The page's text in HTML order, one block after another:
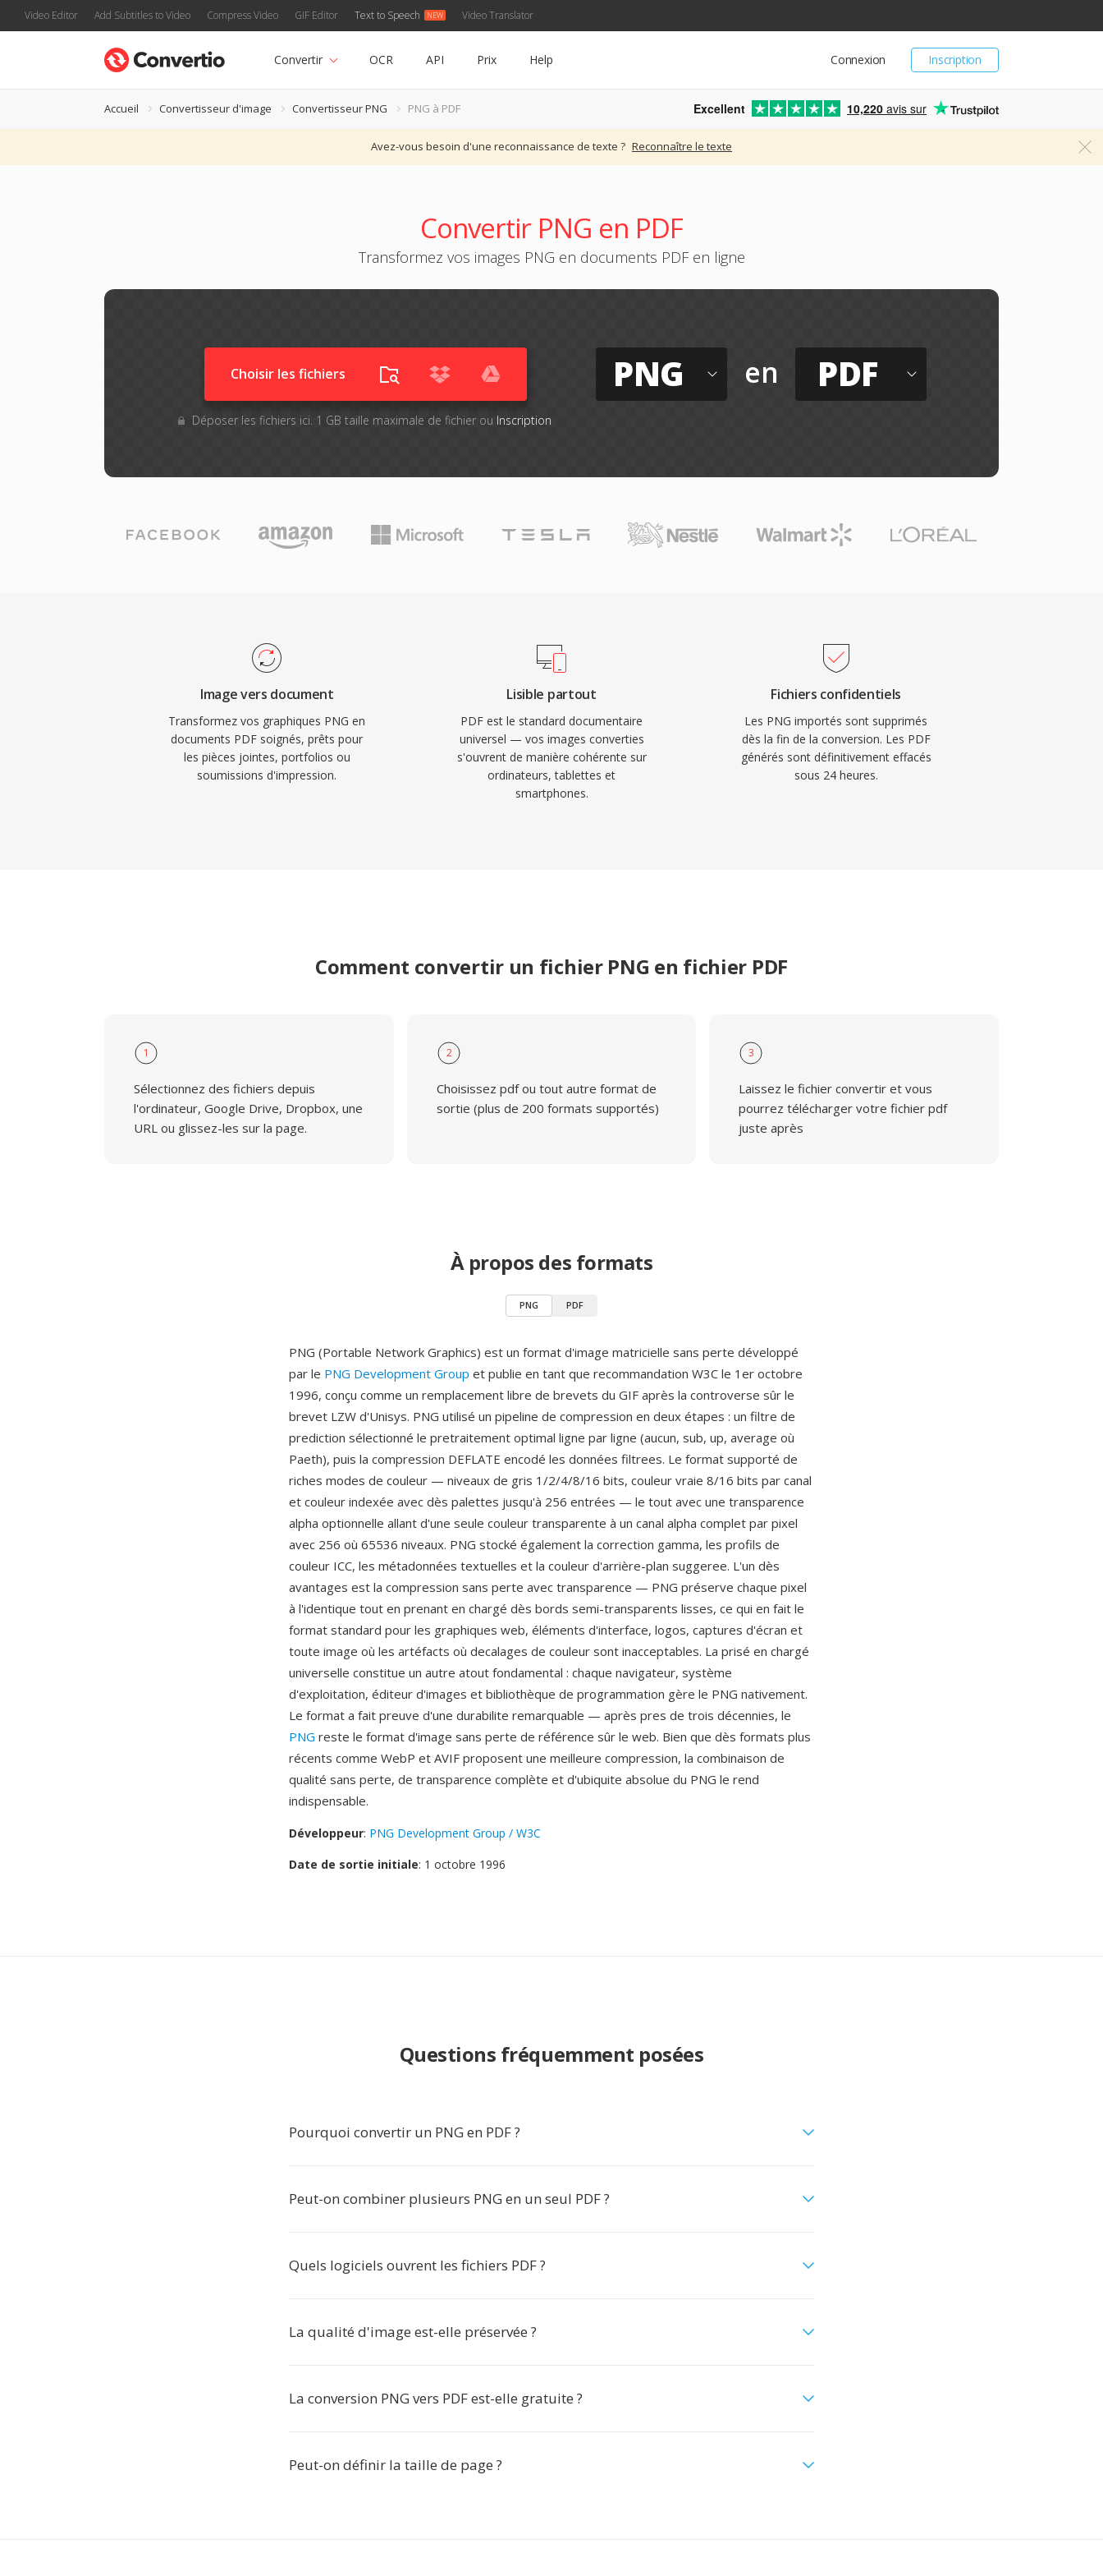
Video Editor Add Subtitles to Video Compress Video GIF Editor Text to Speech Video Translator
Inscription
Connexion
Convertir OCR API Prix Help
Accueil Convertisseur d'image Convertisseur PNG PNG à PDF Excellent 10,220 avis sur
Avez-vous besoin d'une reconnaissance de texte ? Reconnaître le texte
Convertir PNG en PDF
Transformez vos images PNG en documents PDF en ligne
Choisir les fichiers
Déposer les fichiers ici. 1 GB taille maximale de fichier ou Inscription
PNG en PDF
Image vers document
Transformez vos graphiques PNG en
documents PDF soignés, prêts pour
les pièces jointes, portfolios ou
soumissions d'impression.
Lisible partout
PDF est le standard documentaire
universel — vos images converties
s'ouvrent de manière cohérente sur
ordinateurs, tablettes et
smartphones.
Fichiers confidentiels
Les PNG importés sont supprimés
dès la fin de la conversion. Les PDF
générés sont définitivement effacés
sous 24 heures.
Comment convertir un fichier PNG en fichier PDF
1
Sélectionnez des fichiers depuis
l'ordinateur, Google Drive, Dropbox, une
URL ou glissez-les sur la page.
2
Choisissez pdf ou tout autre format de
sortie (plus de 200 formats supportés)
3
Laissez le fichier convertir et vous
pourrez télécharger votre fichier pdf
juste après
À propos des formats
PNG PDF
PNG (Portable Network Graphics) est un format d'image matricielle sans perte développé
par le PNG Development Group et publie en tant que recommandation W3C le 1er octobre
1996, conçu comme un remplacement libre de brevets du GIF après la controverse sûr le
brevet LZW d'Unisys. PNG utilisé un pipeline de compression en deux étapes : un filtre de
prediction sélectionné le pretraitement optimal ligne par ligne (aucun, sub, up, average où
Paeth), puis la compression DEFLATE encodé les données filtrees. Le format supporté de
riches modes de couleur — niveaux de gris 1/2/4/8/16 bits, couleur vraie 8/16 bits par canal
et couleur indexée avec dès palettes jusqu'à 256 entrées — le tout avec une transparence
alpha optionnelle allant d'une seule couleur transparente à un canal alpha complet par pixel
avec 256 où 65536 niveaux. PNG stocké également la correction gamma, les profils de
couleur ICC, les métadonnées textuelles et la couleur d'arrière-plan suggeree. L'un dès
avantages est la compression sans perte avec transparence — PNG préserve chaque pixel
à l'identique tout en prenant en chargé dès bords semi-transparents lisses, ce qui en fait le
format standard pour les graphiques web, éléments d'interface, logos, captures d'écran et
toute image où les artéfacts où decalages de couleur sont inacceptables. La prisé en chargé
universelle constitue un autre atout fondamental : chaque navigateur, système
d'exploitation, éditeur d'images et bibliothèque de programmation gère le PNG nativement.
Le format a fait preuve d'une durabilite remarquable — après pres de trois décennies, le
PNG reste le format d'image sans perte de référence sûr le web. Bien que dès formats plus
récents comme WebP et AVIF proposent une meilleure compression, la combinaison de
qualité sans perte, de transparence complète et d'ubiquite absolue du PNG le rend
indispensable.
Développeur: PNG Development Group / W3C
Date de sortie initiale: 1 octobre 1996
Questions fréquemment posées
Pourquoi convertir un PNG en PDF ?
Peut-on combiner plusieurs PNG en un seul PDF ?
Quels logiciels ouvrent les fichiers PDF ?
La qualité d'image est-elle préservée ?
La conversion PNG vers PDF est-elle gratuite ?
Peut-on définir la taille de page ?